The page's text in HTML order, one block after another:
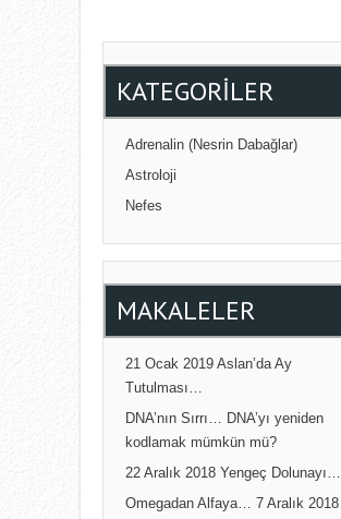
KATEGORILER
Adrenalin (Nesrin Dabağlar)
Astroloji
Nefes
MAKALELER
21 Ocak 2019 Aslan’da Ay
Tutulması…
DNA’nın Sırrı… DNA’yı yeniden
kodlamak mümkün mü?
22 Aralık 2018 Yengeç Dolunayı…
Omegadan Alfaya… 7 Aralık 2018